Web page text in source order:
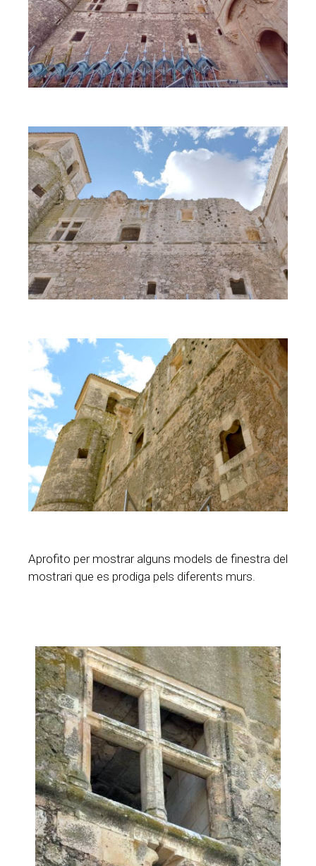
Aprofito per mostrar alguns models de finestra del
mostrari que es prodiga pels diferents murs.